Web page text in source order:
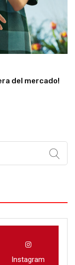
del mercado!
Instagram